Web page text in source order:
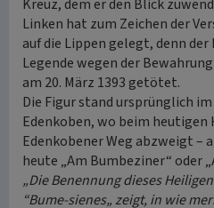
Kreuz, dem er den Blick
Linken hat zum Zeichen der
auf die Lippen gelegt, denn
Legende wegen der
am 20. März 1393 getötet.
Die Figur stand ursprünglich
Edenkoben, wo beim heutigen
Edenkobener Weg abzweigt –
heute „Am Bumbeziner“ oder
„Die Benennung dieses
“Bume-sienes„ zeigt, in wie